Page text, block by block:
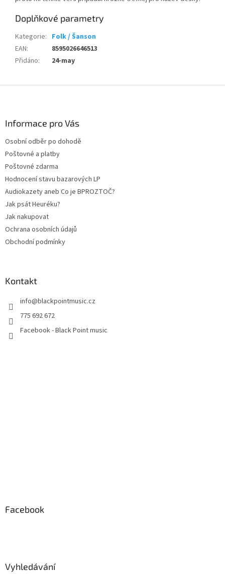
Doplňkové parametry
Kategorie: Folk / Šanson
EAN:
8595026646513
Přidáno: 24-may
Informace pro Vás
Osobní odběr po dohodě
Poštovné a platby
Poštovné zdarma
Hodnocení stavu bazarových LP
Audiokazety aneb Co je BPROZTOČ?
Jak psát Heuréku?
Jak nakupovat
Ochrana osobních údajů
Obchodní podmínky
Kontakt
info@blackpointmusic.cz
775 692 672
Facebook - Black Point music
Facebook
Vyhledávání